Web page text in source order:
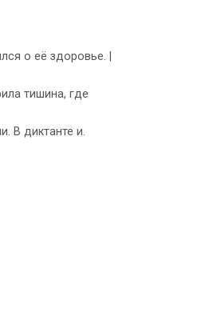
о её здоровье. |
тишина, где
В диктанте и.